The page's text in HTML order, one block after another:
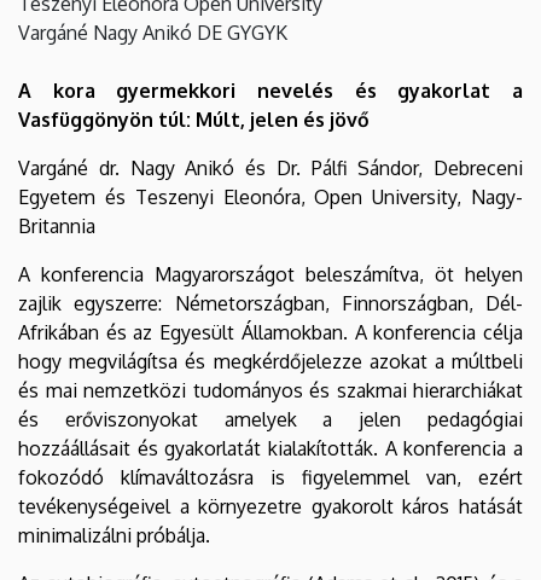
Vargáné Nagy Anikó DE GYGYK
A kora gyermekkori nevelés és gyakorlat a
Vasfüggönyön túl: Múlt, jelen és jövő
Vargáné dr. Nagy Anikó és Dr. Pálfi Sándor, Debreceni
Egyetem és Teszenyi Eleonóra, Open University, Nagy-
Britannia
A konferencia Magyarországot beleszámítva, öt helyen
zajlik egyszerre: Németországban, Finnországban, Dél-
Afrikában és az Egyesült Államokban. A konferencia célja
hogy megvilágítsa és megkérdőjelezze azokat a múltbeli
és mai nemzetközi tudományos és szakmai hierarchiákat
és erőviszonyokat amelyek a jelen pedagógiai
hozzáállásait és gyakorlatát kialakították. A konferencia a
fokozódó klímaváltozásra is figyelemmel van, ezért
tevékenységeivel a környezetre gyakorolt káros hatását
minimalizálni próbálja.